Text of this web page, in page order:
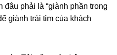
đâu phải là “giành phần trong
giành trái tim của khách